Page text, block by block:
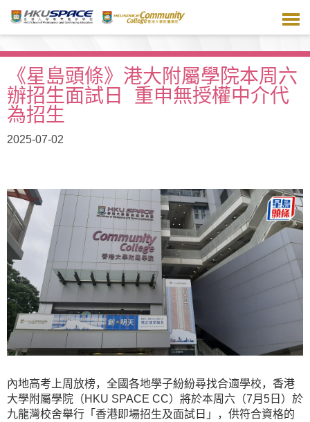
主
《星島頭條》港大附屬學院本周六
辦招生面試日 重申無授權中介代
為招生
2025-07-02
內地高考上周放榜，全國各地學子紛紛尋找合適學校，香港
大學附屬學院（HKU SPACE CC）將於本周六（7月5日）於
九龍灣校舍舉行「香港即場招生及面試日」，供符合資格的